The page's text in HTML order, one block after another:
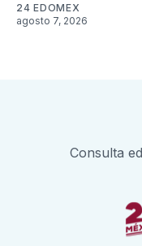
24 EDOMEX
agosto 7, 2026
Consulta